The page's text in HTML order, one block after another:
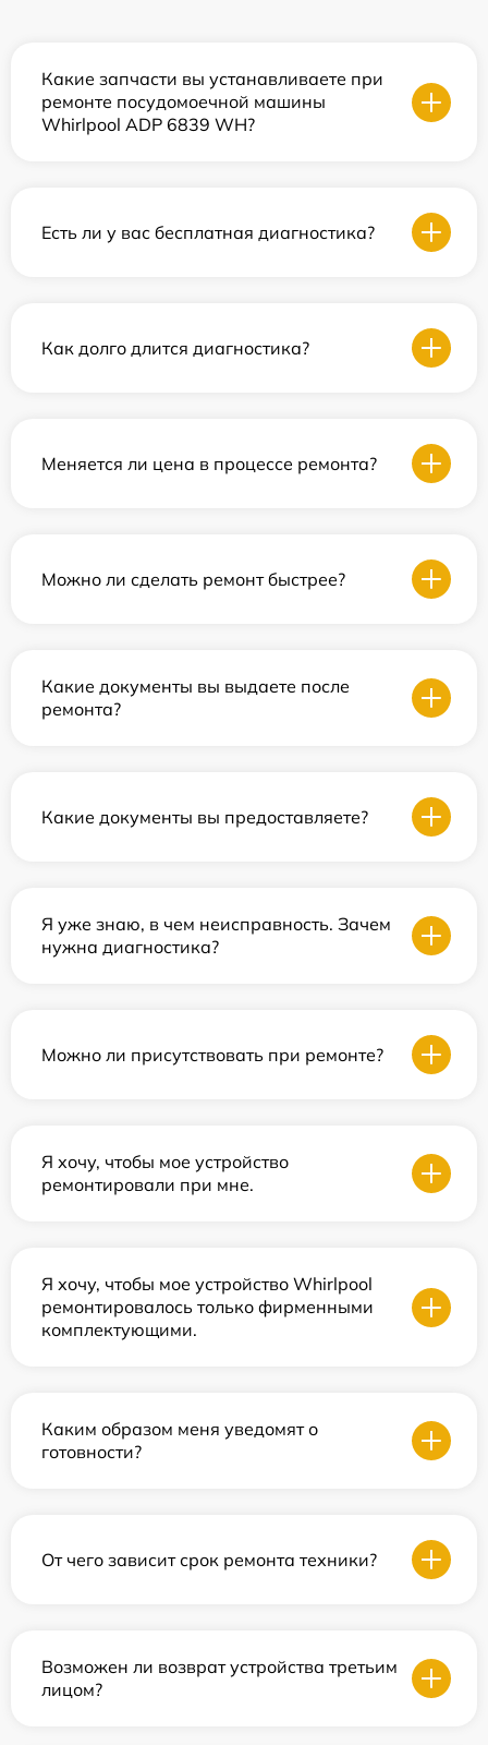
Какие запчасти вы устанавливаете при
ремонте посудомоечной машины
Whirlpool ADP 6839 WH?
Есть ли у вас бесплатная диагностика?
Как долго длится диагностика?
Меняется ли цена в процессе ремонта?
Можно ли сделать ремонт быстрее?
Какие документы вы выдаете после
ремонта?
Какие документы вы предоставляете?
Я уже знаю, в чем неисправность. Зачем
нужна диагностика?
Можно ли присутствовать при ремонте?
Я хочу, чтобы мое устройство
ремонтировали при мне.
Я хочу, чтобы мое устройство Whirlpool
ремонтировалось только фирменными
комплектующими.
Каким образом меня уведомят о
готовности?
От чего зависит срок ремонта техники?
Возможен ли возврат устройства третьим
лицом?